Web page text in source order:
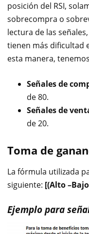
posición del RSI,
sobrecompra o
lectura de las
tienen más dificultad
esta manera,
Señales de
de 80.
Señales de
de 20.
Toma de
La fórmula utilizada
siguiente: [(Alto
Ejemplo para